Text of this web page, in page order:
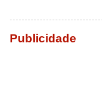
Publicidade